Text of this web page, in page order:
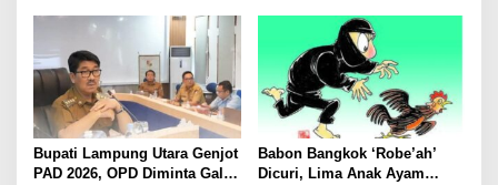
Bupati Lampung Utara Genjot
PAD 2026, OPD Diminta Gali
Babon Bangkok ‘Robe’ah’
Dicuri, Lima Anak Ayam